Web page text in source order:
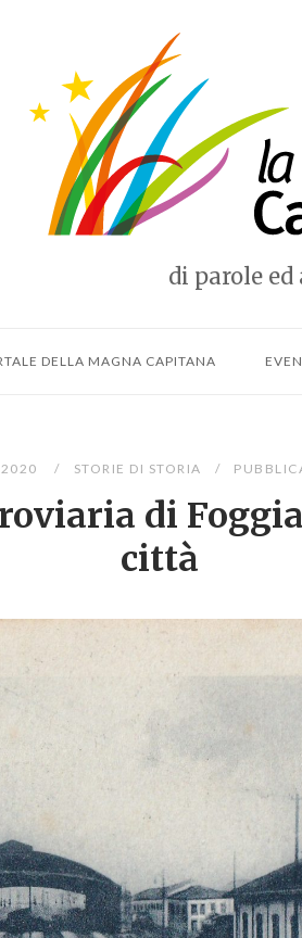
di parole
DELLA MAGNA CAPITANA
STORIE DI STORIA
di
città